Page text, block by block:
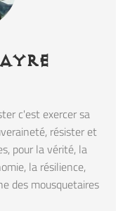
c'est exercer sa
résister et
pour la vérité, la
la résilience,
des mousquetaires